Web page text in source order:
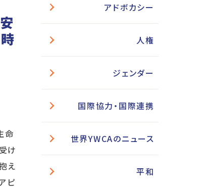
命
け
え
ピ
アドボカシー
人権
ジェンダー
国際協力・国際連携
世界YWCAのニュース
平和